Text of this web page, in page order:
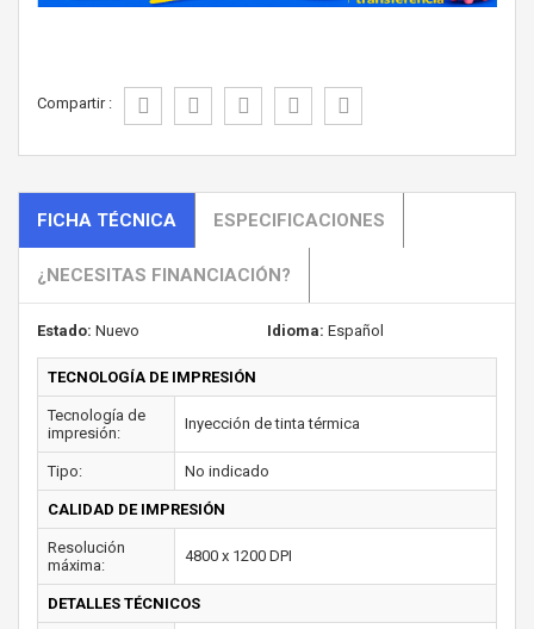
Compartir :
FICHA TÉCNICA ESPECIFICACIONES
¿NECESITAS FINANCIACIÓN?
Estado: Nuevo Idioma: Español
TECNOLOGÍA DE IMPRESIÓN
Tecnología de
impresión:
Inyección de tinta térmica
Tipo: No indicado
CALIDAD DE IMPRESIÓN
Resolución
máxima:
4800 x 1200 DPI
DETALLES TÉCNICOS